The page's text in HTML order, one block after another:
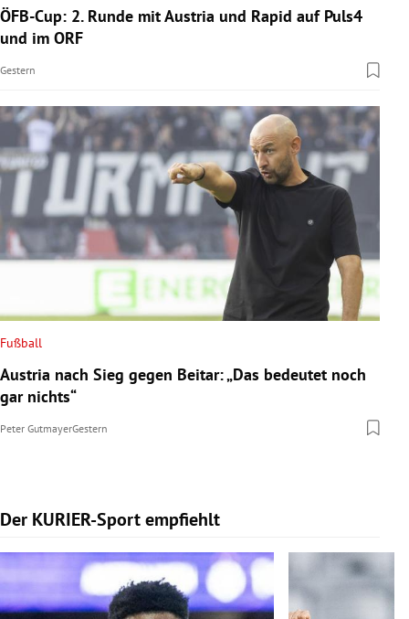
ÖFB-Cup: 2. Runde mit Austria und Rapid auf Puls4
und im ORF
Gestern
Fußball
Austria nach Sieg gegen Beitar: „Das bedeutet noch
gar nichts“
Peter GutmayerGestern
Der KURIER-Sport empfiehlt
Slide 1 von 5